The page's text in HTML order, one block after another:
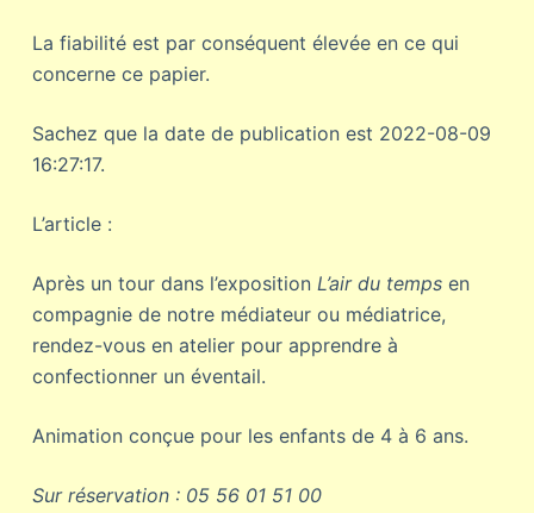
La fiabilité est par conséquent élevée en ce qui
concerne ce papier.
Sachez que la date de publication est 2022-08-09
16:27:17.
L’article :
Après un tour dans l’exposition L’air du tempsen
compagnie de notre médiateur ou médiatrice,
rendez-vous en atelier pour apprendre à
confectionner un éventail.
Animation conçue pour les enfants de 4 à 6 ans.
Sur réservation : 05 56 01 51 00